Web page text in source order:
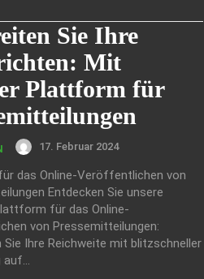
Sie Ihre
Mit
Plattform für
17. Februar 2024
das Online-Veröffentlichen von
Sie unsere
für das Online-
von Pressemitteilungen:
Sie Ihre Reichweite mit blitzschneller
auf...